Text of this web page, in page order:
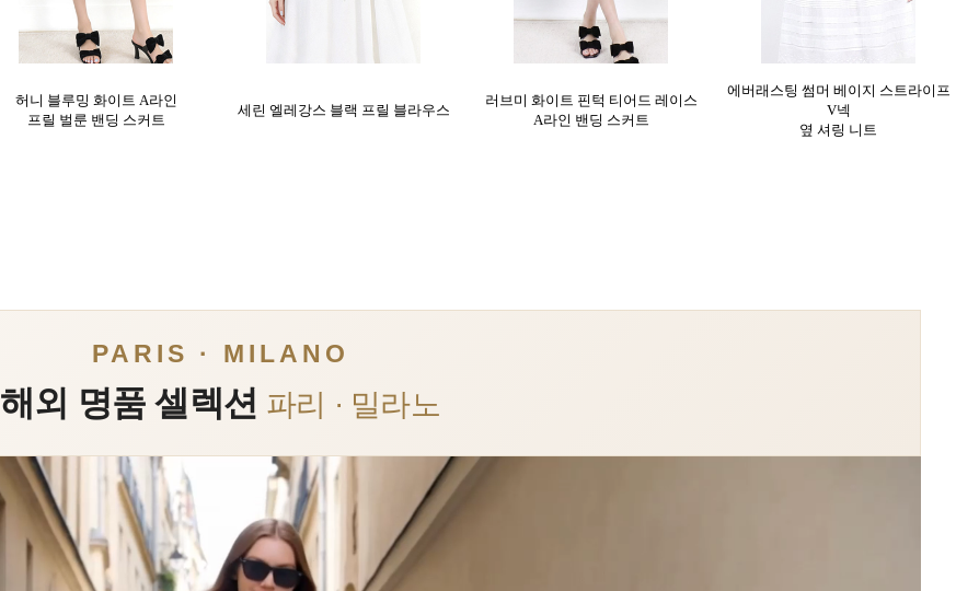
허니 블루밍 화이트 A라인
프릴 벌룬 밴딩 스커트
세린 엘레강스 블랙 프릴 블라우스
러브미 화이트 핀턱 티어드 레이스
A라인 밴딩 스커트
에버래스팅 썸머 베이지 스트라이프
V넥
옆 셔링 니트
PARIS · MILANO
해외 명품 셀렉션 파리 · 밀라노